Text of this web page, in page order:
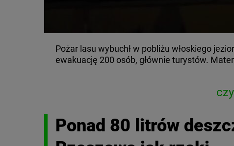
Pożar lasu wybuchł w pobliżu włoskiego
ewakuację 200 osób, głównie turystów.
Ponad 80 litrów